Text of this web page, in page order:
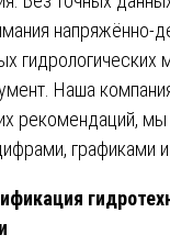
напряжённо-
Наша
рекомендаций, мы
графиками